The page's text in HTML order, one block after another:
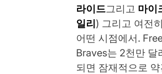
라이드그리고 마이
일리) 그리고 여전
어떤 시점에서.
Braves는 2천만 달
되면 잠재적으로